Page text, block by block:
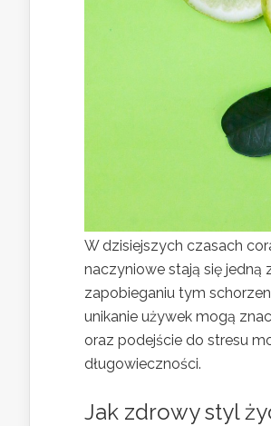
W dzisiejszych czasach
naczyniowe stają się
zapobieganiu tym
unikanie używek mogą
oraz podejście do stresu
długowieczności.
Jak zdrowy styl